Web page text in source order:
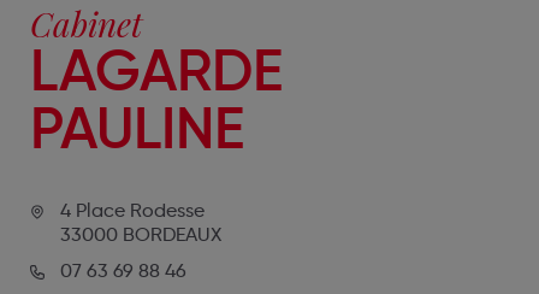
Cabinet
LAGARDE
PAULINE
4 Place Rodesse
33000 BORDEAUX
07 63 69 88 46